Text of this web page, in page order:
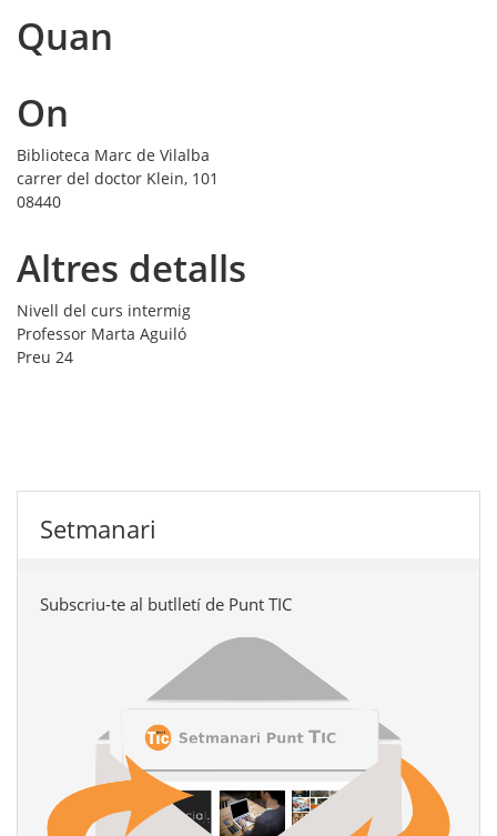
Quan
On
Biblioteca Marc de Vilalba
carrer del doctor Klein, 101
08440
Altres detalls
Nivell del curs intermig
Professor Marta Aguiló
Preu 24
Setmanari
Subscriu-te al butlletí de Punt TIC